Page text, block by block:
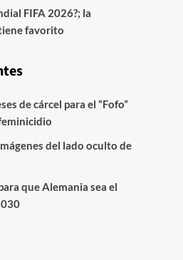
FIFA 2026?; la
favorito
de cárcel para el “Fofo”
del lado oculto de
que Alemania sea el